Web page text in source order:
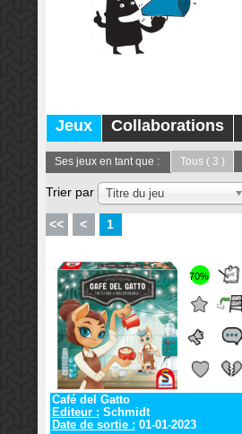
Jeux Collaborations
Ses jeux en tant que : Tous( 3 )
Trier par Titre du jeu
<< < 1
70%
Café del Gatto
Editeur : Schmidt
Date de sortie : 01-01-2023